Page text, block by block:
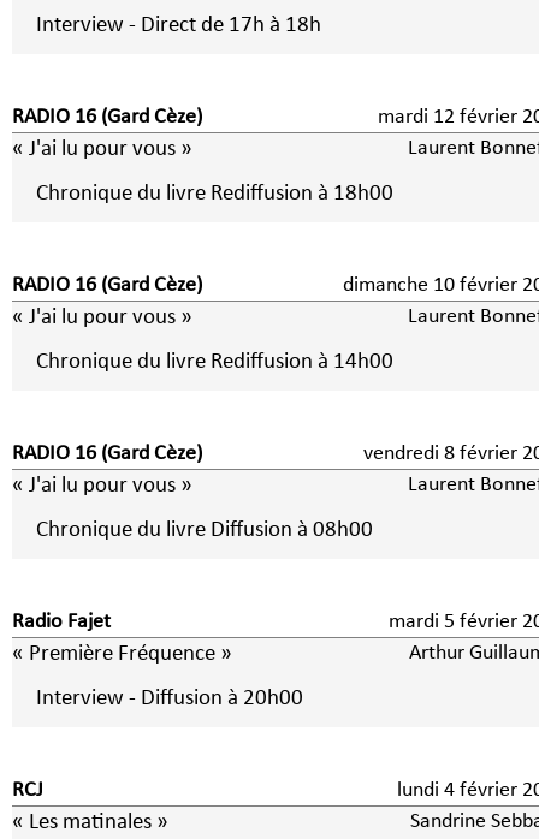
Interview - Direct de 17h à 18h
RADIO 16 (Gard Cèze) mardi 12 février
« J'ai lu pour vous » Laurent
Chronique du livre Rediffusion à 18h00
RADIO 16 (Gard Cèze) dimanche 10 février
« J'ai lu pour vous » Laurent
Chronique du livre Rediffusion à 14h00
RADIO 16 (Gard Cèze) vendredi 8
« J'ai lu pour vous » Laurent
Chronique du livre Diffusion à 08h00
Radio Fajet mardi 5 février
« Première Fréquence » Arthur
Interview - Diffusion à 20h00
RCJ lundi 4 février
« Les matinales » Sandrine